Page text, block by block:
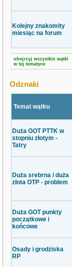
Kolejny znakomity
miesiąc na forum
obejrzyj wszystkie wątki
w tej tematyce
Odznaki
Temat wątku
Duża GOT PTTK w
stopniu złotym -
Tatry
Duża srebrna / duża
złota OTP - problem
Duża GOT punkty
początkowe i
końcowe
Osady i grodziska
RP